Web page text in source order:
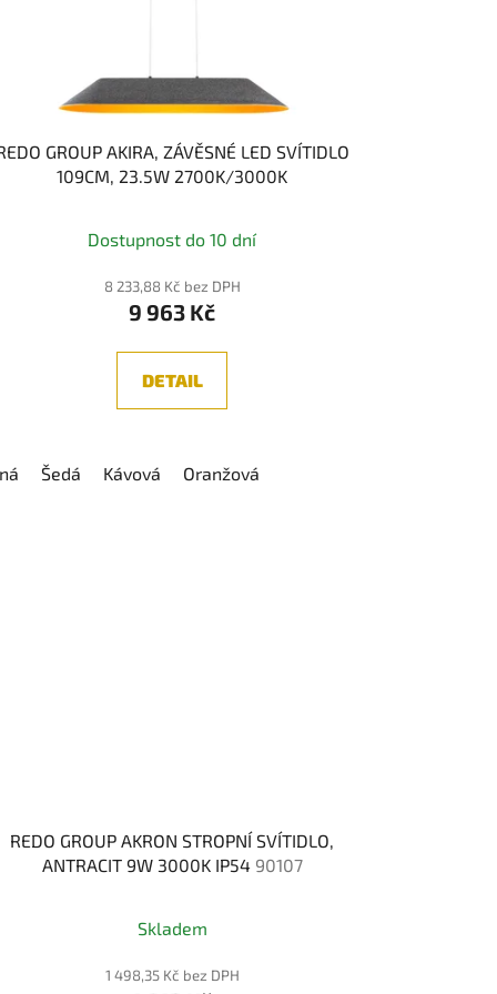
t
ů
GROUP AKIRA, ZÁVĚSNÉ LED SVÍTIDLO
109CM, 23.5W 2700K/3000K
Dostupnost do 10 dní
8 233,88 Kč bez DPH
9 963 Kč
DETAIL
Šedá Kávová Oranžová
REDO GROUP AKRON STROPNÍ SVÍTIDLO,
ANTRACIT 9W 3000K IP54 90107
Skladem
1 498,35 Kč bez DPH